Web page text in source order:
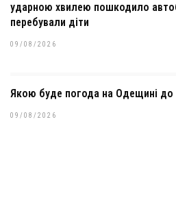
ударною хвилею пошкодило
перебували діти
09/08/2026
Якою буде погода на Одещині до
09/08/2026